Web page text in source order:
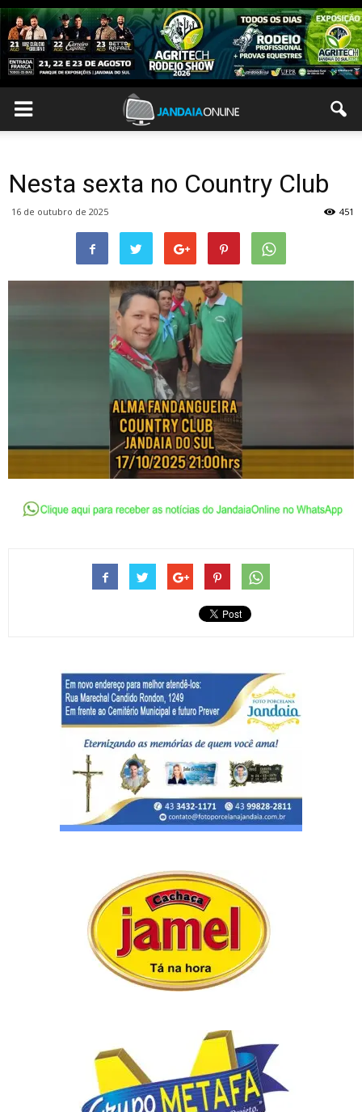
Nesta sexta no Country Club
16 de outubro de 2025 451